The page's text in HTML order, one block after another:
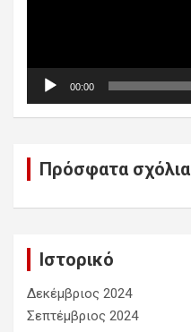
00:00
Πρόσφατα σχόλια
Ιστορικό
Δεκέμβριος 2024
Σεπτέμβριος 2024